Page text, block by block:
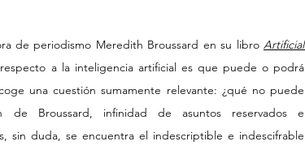
de periodismo Meredith Broussard en su libro Artificial
a la inteligencia artificial es que puede o podrá
una cuestión sumamente relevante: ¿qué no puede
de Broussard, infinidad de asuntos reservados e
sin duda, se encuentra el indescriptible e indescifrable